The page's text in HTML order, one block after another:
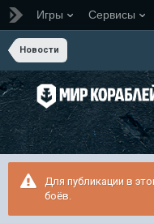
Игры Сервисы
Новости
Для публикации в
боёв.